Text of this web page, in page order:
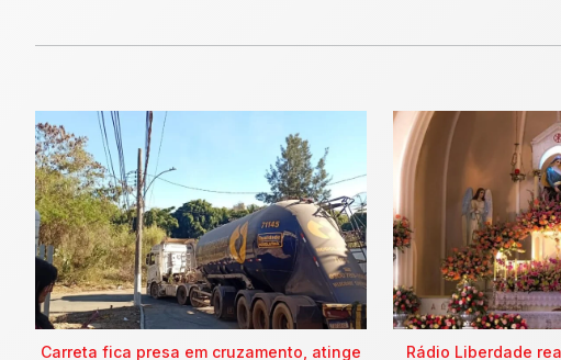
Carreta fica presa em cruzamento, atinge
Rádio Liberdade